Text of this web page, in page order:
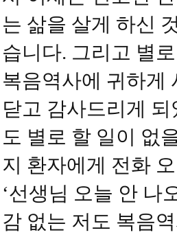
는 삶을 살게 하신
습니다. 그리고 별
복음역사에 귀하게
닫고 감사드리게
도 별로 할 일이 없
지 환자에게 전화
‘선생님 오늘 안 나
감 없는 저도 복음